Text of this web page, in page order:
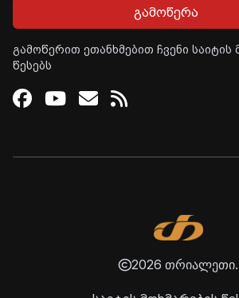
გამოწერა
გამოწერით ეთანხმებით ჩვენი საიტის
წესებს
Facebook
Youtube
Email
RSS
2026 თრიალეთი.